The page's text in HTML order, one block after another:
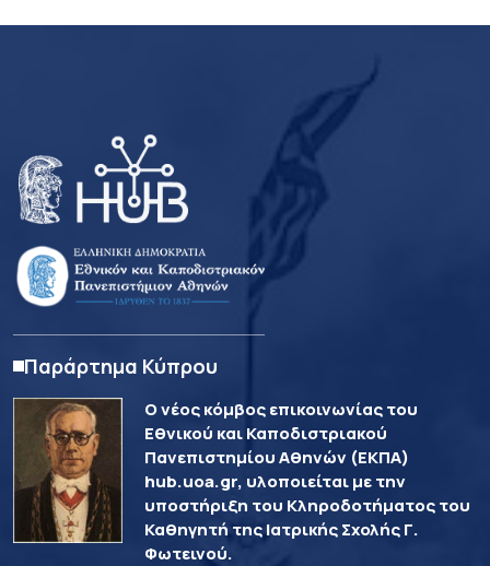
Παράρτημα Κύπρου
Ο νέος κόμβος επικοινωνίας του
Εθνικού και Καποδιστριακού
Πανεπιστημίου Αθηνών (ΕΚΠΑ)
hub.uoa.gr, υλοποιείται με την
υποστήριξη του Κληροδοτήματος του
Καθηγητή της Ιατρικής Σχολής Γ.
Φωτεινού.